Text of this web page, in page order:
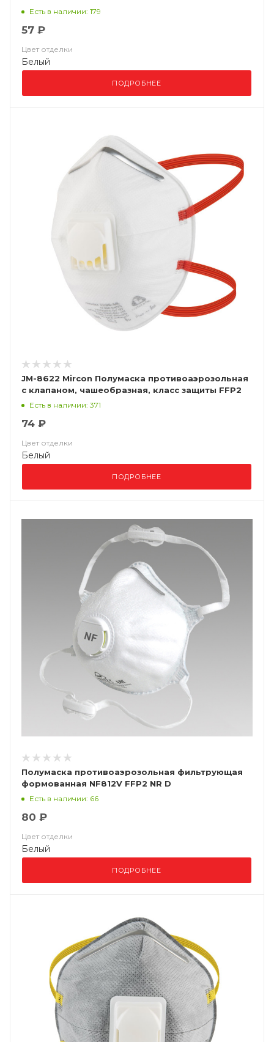
Есть в наличии: 179
57 ₽
Цвет отделки
Белый
ПОДРОБНЕЕ
JM-8622 Mircon Полумаска противоаэрозольная
с клапаном, чашеобразная, класс защиты FFP2
NR D, в упаковке 10 шт
Есть в наличии: 371
74 ₽
Цвет отделки
Белый
ПОДРОБНЕЕ
Полумаска противоаэрозольная фильтрующая
формованная NF812V FFP2 NR D
Есть в наличии: 66
80 ₽
Цвет отделки
Белый
ПОДРОБНЕЕ